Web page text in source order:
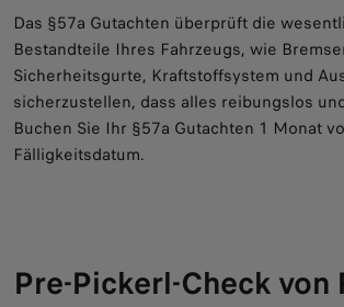
Das §57a Gutachten überprüft die
Bestandteile Ihres Fahrzeugs, wie
Sicherheitsgurte, Kraftstoffsystem und
sicherzustellen, dass alles reibungslos
Buchen Sie Ihr §57a Gutachten 1 Monat
Fälligkeitsdatum.
Pre-Pickerl-Check von